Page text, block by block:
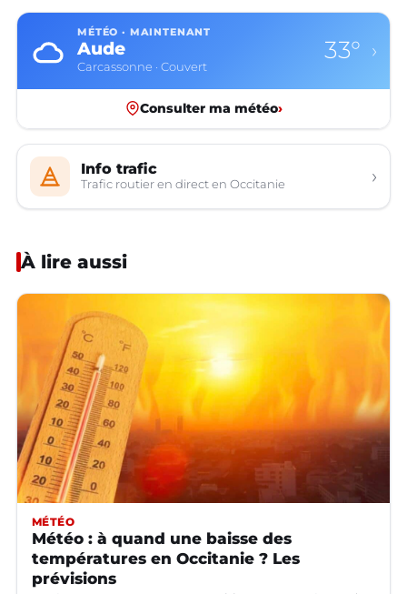
MÉTÉO · MAINTENANT
Aude
Carcassonne · Couvert
33° ›
Consulter ma météo›
Info trafic
Trafic routier en direct en Occitanie ›
À lire aussi
MÉTÉO
Météo : à quand une baisse des
températures en Occitanie ? Les
prévisions